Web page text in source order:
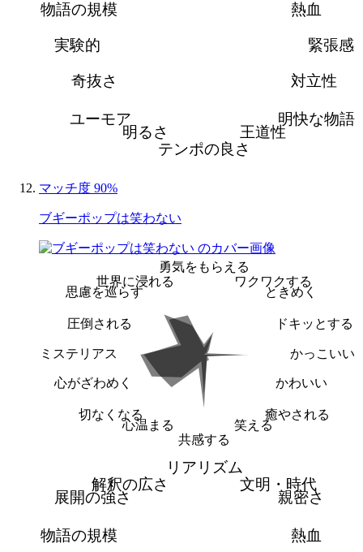
熱血
緊張感
対立性
明快な物語
王道性
テンポの良さ
明るさ
ユーモア
奇抜さ
実験的
物語の規模
マッチ度 90%
ブギーポップは笑わない
勇気をもらえる
ワクワクする
ときめく
ドキッとする
かっこいい
かわいい
癒やされる
笑える
共感する
心温まる
切なくなる
心がざわめく
ミステリアス
圧倒される
思慮を巡らす
世界に浸れる
リアリズム
文明・時代
親密さ
熱血
物語の規模
展開の強さ
解釈の広さ